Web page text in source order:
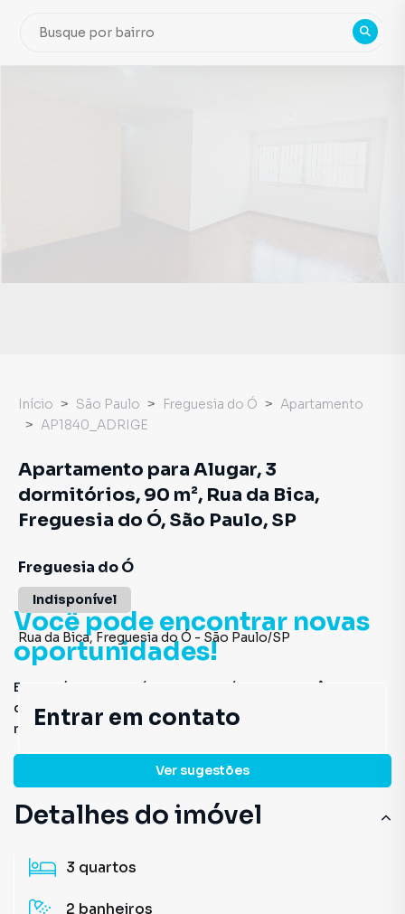
Você pode encontrar novas
oportunidades!
Este imóvel não está mais disponível, mas você pode
conferir outros em nosso site ou deixar seu contato para
receber mais informações.
Ver sugestões
Detalhes do imóvel
3 quartos
2 banheiros
Início São Paulo Freguesia do Ó
Apartamento
AP1840_ADRIGE
Apartamento para Alugar, 3
dormitórios, 90 m², Rua da Bica,
Freguesia do Ó, São Paulo, SP
Freguesia do Ó
Indisponível
Rua da Bica, Freguesia do Ó - São Paulo/SP
Entrar em contato